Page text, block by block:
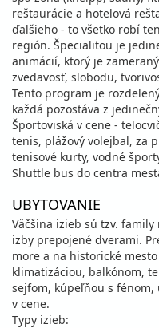
reštaurácie a hotelová
ďalšieho - to všetko robí
región. Špecialitou je
animácií, ktorý je
zvedavosť, slobodu,
Tento program je
každá pozostáva z
Športoviská v cene -
tenis, plážový volejbal, za
tenisové kurty, vodné
Shuttle bus do centra
UBYTOVANIE
Väčšina izieb sú tzv.
izby prepojené dverami.
more a na historické
klimatizáciou, balkónom,
sejfom, kúpeľňou s
v cene.
Typy izieb: